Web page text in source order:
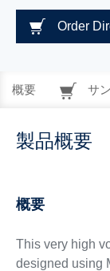
Order
概要 サ
製品概要
概要
This very high
designed using